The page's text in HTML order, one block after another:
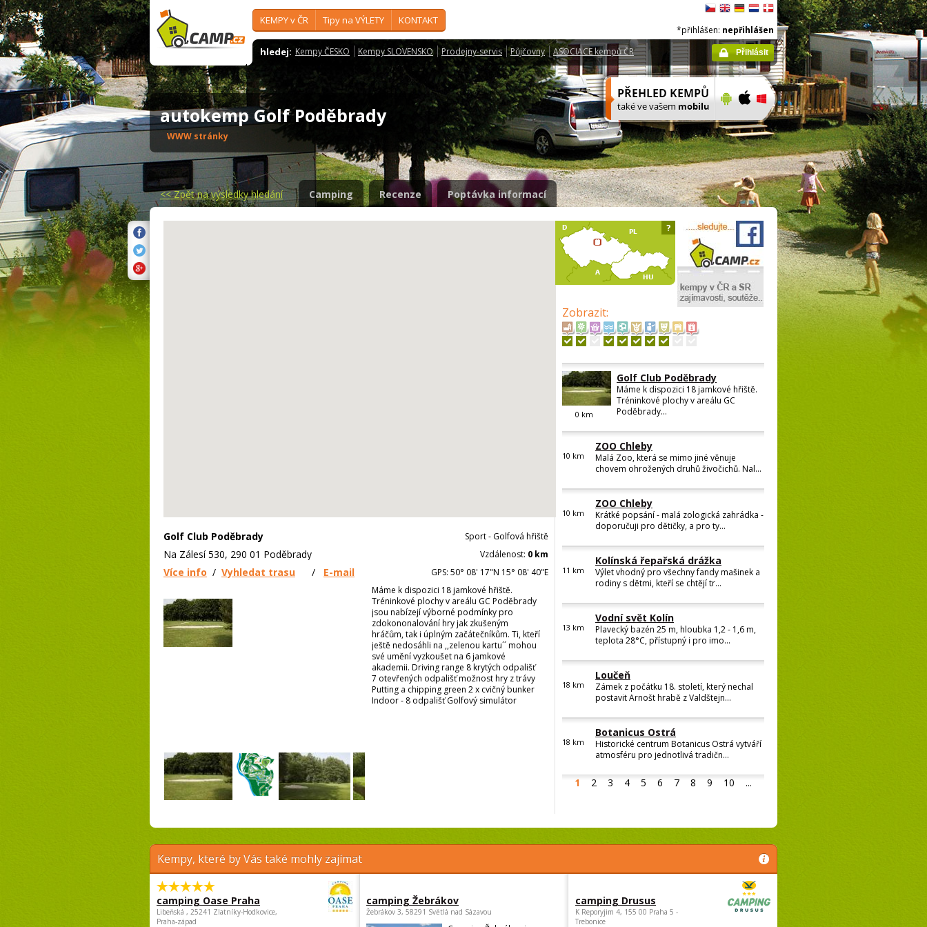
KEMPY v ČR Tipy na VÝLETY KONTAKT
hledej: Kempy ČESKO Kempy SLOVENSKO Prodejny-servis Půjčovny ASOCIACE kempů ČR
*přihlášen: nepřihlášen
Přihlásit
autokemp Golf Poděbrady
WWW stránky
<<Zpět na výsledky hledání Camping Recenze Poptávka informací
?
Golf Club Poděbrady
Na Zálesí 530, 290 01 Poděbrady
Více info / Vyhledat trasu / E-mail
Sport - Golfová hřiště
Vzdálenost: 0 km
GPS: 50° 08' 17"N 15° 08' 40"E
Máme k dispozici 18 jamkové hřiště.
Tréninkové plochy v areálu GC Poděbrady
jsou nabízejí výborné podmínky pro
zdokononalování hry jak zkušeným
hráčům, tak i úplným začátečníkům. Ti, kteří
ještě nedosáhli na ,,zelenou kartu´´ mohou
své umění vyzkoušet na 6 jamkové
akademii. Driving range 8 krytých odpališť
7 otevřených odpališť možnost hry z trávy
Putting a chipping green 2 x cvičný bunker
Indoor - 8 odpališť Golfový simulátor
Zobrazit:
0 km
Golf Club Poděbrady
Máme k dispozici 18 jamkové hřiště.
Tréninkové plochy v areálu GC
Poděbrady...
ZOO Chleby
Malá Zoo, která se mimo jiné věnuje
chovem ohrožených druhů živočichů.
ZOO Chleby
Krátké popsání - malá zologická
pro ty...
Kolínská řepařská drážka
rodiny s dětmi, kteří se chtějí tr...
Vodní svět Kolín
teplota 28°C, přístupný i pro imo...
Loučeň
postavit Arnošt hrabě z Valdštejn...
Botanicus Ostrá
atmosféru pro jednotlivá tradičn...
Kempy, které by Vás také mohly zajímat
camping Oase Praha
Libeňská , 25241 Zlatníky-Hodkovice,
Praha-západ
camping Žebrákov
Žebrákov 3, 58291 Světlá nad Sázavou
camping Drusus
K Reporyjim 4, 155 00 Praha 5 -
Trebonice